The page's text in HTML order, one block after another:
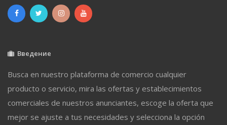
Введение
Busca en nuestro plataforma de comercio cualquier
producto o servicio, mira las ofertas y establecimientos
comerciales de nuestros anunciantes, escoge la oferta que
mejor se ajuste a tus necesidades y selecciona la opción